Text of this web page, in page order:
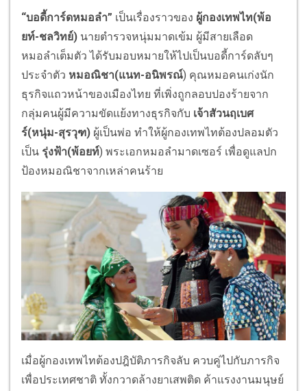
“บอดี้การ์ดหมอลำ” เป็นเรื่องราวของ ผู้กองเทพไท(พ้อ
ยท์-ชลวิทย์) นายตำรวจหนุ่มมาดเข้ม ผู้มีสายเลือด
หมอลำเต็มตัว ได้รับมอบหมายให้ไปเป็นบอดี้การ์ดลับๆ
ประจำตัว หมอณิชา(แนท-อนิพรณ์) คุณหมอคนเก่งนัก
ธุรกิจแถวหน้าของเมืองไทย ที่เพิ่งถูกลอบปองร้ายจาก
กลุ่มคนผู้มีความขัดแย้งทางธุรกิจกับ เจ้าสัวนฤเบศ
ร์(หนุ่ม-สุรวุฑ) ผู้เป็นพ่อ ทำให้ผู้กองเทพไทต้องปลอมตัว
เป็น รุ่งฟ้า(พ้อยท์) พระเอกหมอลำมาดเซอร์ เพื่อดูแลปก
ป้องหมอณิชาจากเหล่าคนร้าย
เมื่อผู้กองเทพไทต้องปฎิบัติภารกิจลับ ควบคู่ไปกับภารกิจ
เพื่อประเทศชาติ ทั้งกวาดล้างยาเสพติด ค้าแรงงานมนุษย์